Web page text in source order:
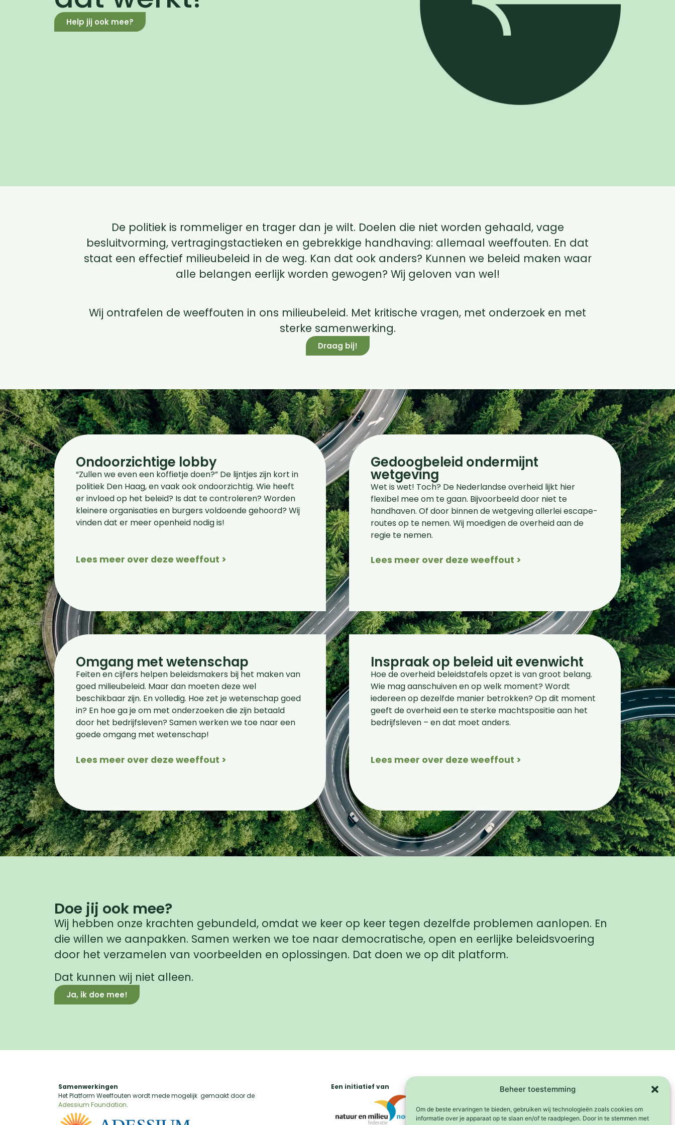
Beheer toestemming
Om de beste ervaringen te bieden, gebruiken wij technologieën zoals cookies om
informatie over je apparaat op te slaan en/of te raadplegen. Door in te stemmen met
Help jij ook mee?
De politiek is rommeliger en trager dan je wilt. Doelen die niet worden gehaald, vage
besluitvorming, vertragingstactieken en gebrekkige handhaving: allemaal weeffouten. En dat
staat een effectief milieubeleid in de weg. Kan dat ook anders? Kunnen we beleid maken waar
alle belangen eerlijk worden gewogen? Wij geloven van wel!
Wij ontrafelen de weeffouten in ons milieubeleid. Met kritische vragen, met onderzoek en met
sterke samenwerking.
Draag bij!
Ondoorzichtige lobby
“Zullen we even een koffietje doen?” De lijntjes zijn kort in
politiek Den Haag, en vaak ook ondoorzichtig. Wie heeft
er invloed op het beleid? Is dat te controleren? Worden
kleinere organisaties en burgers voldoende gehoord? Wij
vinden dat er meer openheid nodig is!
Lees meer over deze weeffout >
Gedoogbeleid ondermijnt
wetgeving
Wet is wet! Toch? De Nederlandse overheid lijkt hier
flexibel mee om te gaan. Bijvoorbeeld door niet te
handhaven. Of door binnen de wetgeving allerlei escape-
routes op te nemen. Wij moedigen de overheid aan de
regie te nemen.
Lees meer over deze weeffout >
Omgang met wetenschap
Feiten en cijfers helpen beleidsmakers bij het maken van
goed milieubeleid. Maar dan moeten deze wel
beschikbaar zijn. En volledig. Hoe zet je wetenschap goed
in? En hoe ga je om met onderzoeken die zijn betaald
door het bedrijfsleven? Samen werken we toe naar een
goede omgang met wetenschap!
Lees meer over deze weeffout >
Inspraak op beleid uit evenwicht
Hoe de overheid beleidstafels opzet is van groot belang.
Wie mag aanschuiven en op welk moment? Wordt
iedereen op dezelfde manier betrokken? Op dit moment
geeft de overheid een te sterke machtspositie aan het
bedrijfsleven – en dat moet anders.
Lees meer over deze weeffout >
Doe jij ook mee?
Wij hebben onze krachten gebundeld, omdat we keer op keer tegen dezelfde problemen aanlopen. En
die willen we aanpakken. Samen werken we toe naar democratische, open en eerlijke beleidsvoering
door het verzamelen van voorbeelden en oplossingen. Dat doen we op dit platform.
Dat kunnen wij niet alleen.
Ja, ik doe mee!
Samenwerkingen
Het Platform Weeffouten wordt mede mogelijk gemaakt door de
Adessium Foundation.
Een initiatief van